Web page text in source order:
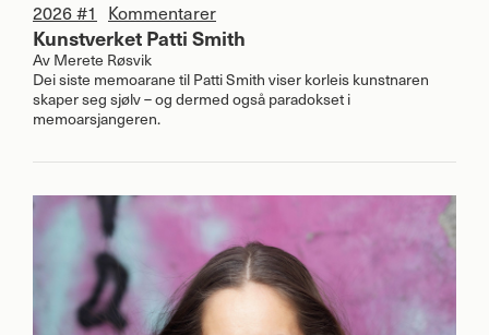
2026 #1 Kommentarer
Kunstverket Patti Smith
Av Merete Røsvik
Dei siste memoarane til Patti Smith viser korleis kunstnaren
skaper seg sjølv – og dermed også paradokset i
memoarsjangeren.